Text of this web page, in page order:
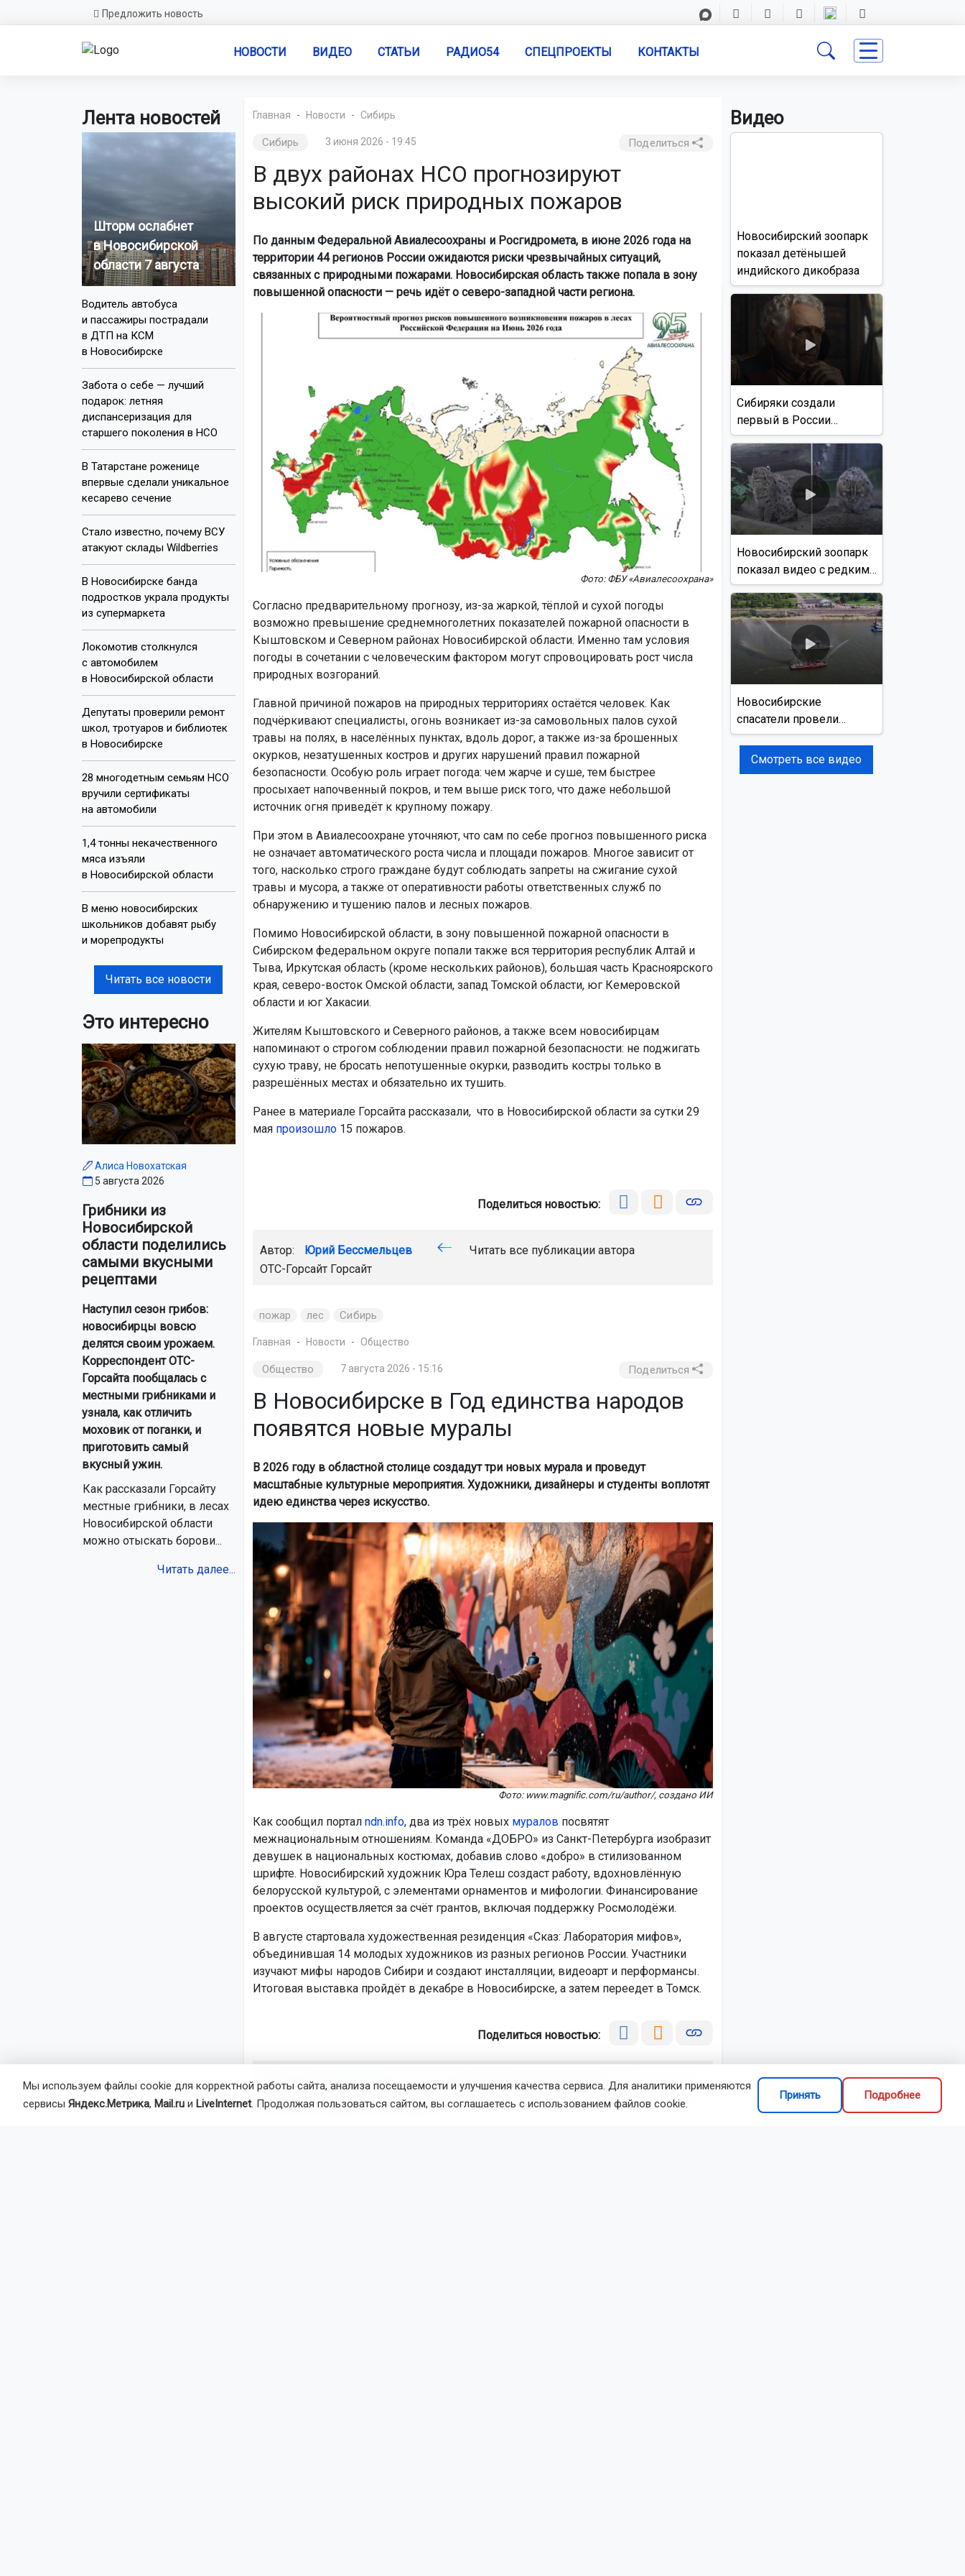
Предложить новость
НОВОСТИ ВИДЕО СТАТЬИ РАДИО54 СПЕЦПРОЕКТЫ КОНТАКТЫ
Лента новостей
Шторм ослабнет
в Новосибирской
области 7 августа
Водитель автобуса
и пассажиры пострадали
в ДТП на КСМ
в Новосибирске
Забота о себе — лучший
подарок: летняя
диспансеризация для
старшего поколения в НСО
В Татарстане роженице
впервые сделали уникальное
кесарево сечение
Стало известно, почему ВСУ
атакуют склады Wildberries
В Новосибирске банда
подростков украла продукты
из супермаркета
Локомотив столкнулся
с автомобилем
в Новосибирской области
Депутаты проверили ремонт
школ, тротуаров и библиотек
в Новосибирске
28 многодетным семьям НСО
вручили сертификаты
на автомобили
1,4 тонны некачественного
мяса изъяли
в Новосибирской области
В меню новосибирских
школьников добавят рыбу
и морепродукты
Читать все новости
Это интересно
Алиса Новохатская
5 августа 2026
Грибники из
Новосибирской
области поделились
самыми вкусными
рецептами
Наступил сезон грибов:
новосибирцы вовсю
делятся своим урожаем.
Корреспондент ОТС-
Горсайта пообщалась с
местными грибниками и
узнала, как отличить
моховик от поганки, и
приготовить самый
вкусный ужин.
Как рассказали Горсайту
местные грибники, в лесах
Новосибирской области
можно отыскать борови...
Читать далее...
Главная Новости Сибирь
Сибирь 3 июня 2026 - 19:45 Поделиться
В двух районах НСО прогнозируют
высокий риск природных пожаров
По данным Федеральной Авиалесоохраны и Росгидромета, в июне 2026 года на
территории 44 регионов России ожидаются риски чрезвычайных ситуаций,
связанных с природными пожарами. Новосибирская область также попала в зону
повышенной опасности — речь идёт о северо-западной части региона.
Фото: ФБУ «Авиалесоохрана»
Согласно предварительному прогнозу, из-за жаркой, тёплой и сухой погоды
возможно превышение среднемноголетних показателей пожарной опасности в
Кыштовском и Северном районах Новосибирской области. Именно там условия
погоды в сочетании с человеческим фактором могут спровоцировать рост числа
природных возгораний.
Главной причиной пожаров на природных территориях остаётся человек. Как
подчёркивают специалисты, огонь возникает из-за самовольных палов сухой
травы на полях, в населённых пунктах, вдоль дорог, а также из-за брошенных
окурков, незатушенных костров и других нарушений правил пожарной
безопасности. Особую роль играет погода: чем жарче и суше, тем быстрее
просыхает напочвенный покров, и тем выше риск того, что даже небольшой
источник огня приведёт к крупному пожару.
При этом в Авиалесоохране уточняют, что сам по себе прогноз повышенного риска
не означает автоматического роста числа и площади пожаров. Многое зависит от
того, насколько строго граждане будут соблюдать запреты на сжигание сухой
травы и мусора, а также от оперативности работы ответственных служб по
обнаружению и тушению палов и лесных пожаров.
Помимо Новосибирской области, в зону повышенной пожарной опасности в
Сибирском федеральном округе попали также вся территория республик Алтай и
Тыва, Иркутская область (кроме нескольких районов), большая часть Красноярского
края, северо-восток Омской области, запад Томской области, юг Кемеровской
области и юг Хакасии.
Жителям Кыштовского и Северного районов, а также всем новосибирцам
напоминают о строгом соблюдении правил пожарной безопасности: не поджигать
сухую траву, не бросать непотушенные окурки, разводить костры только в
разрешённых местах и обязательно их тушить.
Ранее в материале Горсайта рассказали, что в Новосибирской области за сутки 29
мая произошло15 пожаров.
Поделиться новостью:
Автор: Юрий Бессмельцев
Читать все публикации автора
ОТС-Горсайт Горсайт
пожар лес Сибирь
Главная Новости Общество
Общество 7 августа 2026 - 15:16 Поделиться
В Новосибирске в Год единства народов
появятся новые муралы
В 2026 году в областной столице создадут три новых мурала и проведут
масштабные культурные мероприятия. Художники, дизайнеры и студенты воплотят
идею единства через искусство.
Фото: www.magnific.com/ru/author/, создано ИИ
Как сообщил портал ndn.info, два из трёх новых муралов посвятят
межнациональным отношениям. Команда «ДОБРО» из Санкт-Петербурга изобразит
девушек в национальных костюмах, добавив слово «добро» в стилизованном
шрифте. Новосибирский художник Юра Телеш создаст работу, вдохновлённую
белорусской культурой, с элементами орнаментов и мифологии. Финансирование
проектов осуществляется за счёт грантов, включая поддержку Росмолодёжи.
В августе стартовала художественная резиденция «Сказ: Лаборатория мифов»,
объединившая 14 молодых художников из разных регионов России. Участники
изучают мифы народов Сибири и создают инсталляции, видеоарт и перформансы.
Итоговая выставка пройдёт в декабре в Новосибирске, а затем переедет в Томск.
Поделиться новостью:
Автор: Наталья Илькив
Читать все публикации автора
Агентство новостейОТС-Горсайт
Видео
Новосибирский зоопарк
показал детёнышей
индийского дикобраза
Сибиряки создали
первый в России
документальный фильм
с использованием ИИ
Новосибирский зоопарк
показал видео с редким
виверровым котом
Новосибирские
спасатели провели
учения на реке Обь
Смотреть все видео
Мы используем файлы cookie для корректной работы сайта, анализа посещаемости и улучшения качества сервиса. Для аналитики применяются
сервисы Яндекс.Метрика, Mail.ru и LiveInternet. Продолжая пользоваться сайтом, вы соглашаетесь с использованием файлов cookie.
Принять Подробнее